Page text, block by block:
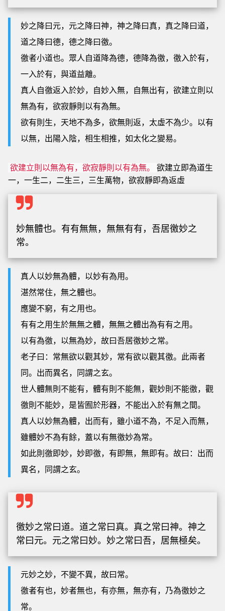
妙之降曰元，元之降曰神，神之降曰真，真之降曰道，
道之降曰德，德之降曰徼。
徼者小道也。眾人自道降為德，德降為徼，徼入於有，
一入於有，與道益離。
真人自徼返入於妙，自妙入無，自無出有，欲建立則以
無為有，欲寂靜則以有為無。
欲有則生，天地不為多，欲無則返，太虛不為少。以有
以無，出陽入陰，相生相推，如太化之變易。
欲建立則以無為有，欲寂靜則以有為無。
欲建立即為道生
一，一生二，二生三，三生萬物，欲寂靜即為返虛
妙無體也。有有無無，無無有有，吾居徼妙之
常。
真人以妙無為體，以妙有為用。
湛然常住，無之體也。
應變不窮，有之用也。
有有之用生於無無之體，無無之體出為有有之用。
以有為徼，以無為妙，故曰吾居徼妙之常。
老子曰：常無欲以觀其妙，常有欲以觀其徼。此兩者
同。出而異名，同謂之玄。
世人體無則不能有，體有則不能無，觀妙則不能徼，觀
徼則不能妙，是皆囿於形器，不能出入於有無之間。
真人以妙無為體，出而有，雖小道不為，不足入而無，
雖體妙不為有餘，蓋以有無徼妙為常。
如此則徼即妙，妙即徼，有即無，無即有。故曰：出而
異名，同謂之玄。
徼妙之常曰道。道之常曰真。真之常曰神。神之
常曰元。元之常曰妙。妙之常曰吾，居無極矣。
元妙之妙，不變不異，故曰常。
徼者有也，妙者無也，有亦無，無亦有，乃為徼妙之
常。